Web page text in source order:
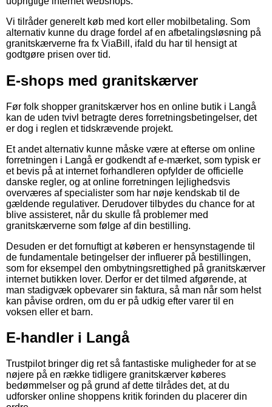
Vi tilråder generelt køb med kort eller mobilbetaling. Som
alternativ kunne du drage fordel af en afbetalingsløsning på
granitskærverne fra fx ViaBill, ifald du har til hensigt at
godtgøre prisen over tid.
E-shops med granitskærver
Før folk shopper granitskærver hos en online butik i Langå
kan de uden tvivl betragte deres forretningsbetingelser, det
er dog i reglen et tidskrævende projekt.
Et andet alternativ kunne måske være at efterse om online
forretningen i Langå er godkendt af e-mærket, som typisk er
et bevis på at internet forhandleren opfylder de officielle
danske regler, og at online forretningen lejlighedsvis
overværes af specialister som har nøje kendskab til de
gældende regulativer. Derudover tilbydes du chance for at
blive assisteret, når du skulle få problemer med
granitskærverne som følge af din bestilling.
Desuden er det fornuftigt at køberen er hensynstagende til
de fundamentale betingelser der influerer på bestillingen,
som for eksempel den ombytningsrettighed på granitskærver
internet butikken lover. Derfor er det tilmed afgørende, at
man stadigvæk opbevarer sin faktura, så man når som helst
kan påvise ordren, om du er på udkig efter varer til en
voksen eller et barn.
E-handler i Langå
Trustpilot bringer dig ret så fantastiske muligheder for at se
nøjere på en række tidligere granitskærver køberes
bedømmelser og på grund af dette tilrådes det, at du
udforsker online shoppens kritik forinden du placerer din